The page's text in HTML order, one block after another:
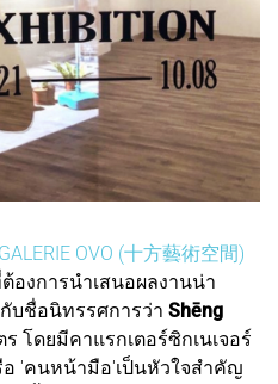
GALERIE OVO (十方藝術空間)
องการนำเสนอผลงานน่า
บชื่อนิทรรศการว่า Shēng
โดยมีคาแรกเตอร์ซิกเนเจอร์
'คนหน้ามือ'เป็นหัวใจสำคัญ